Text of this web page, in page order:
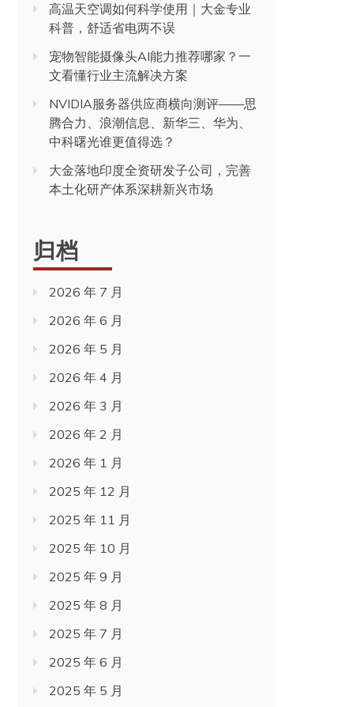
高温天空调如何科学使用｜大金专业
科普，舒适省电两不误
宠物智能摄像头AI能力推荐哪家？一
文看懂行业主流解决方案
NVIDIA服务器供应商横向测评——思
腾合力、浪潮信息、新华三、华为、
中科曙光谁更值得选？
大金落地印度全资研发子公司，完善
本土化研产体系深耕新兴市场
归档
2026 年 7 月
2026 年 6 月
2026 年 5 月
2026 年 4 月
2026 年 3 月
2026 年 2 月
2026 年 1 月
2025 年 12 月
2025 年 11 月
2025 年 10 月
2025 年 9 月
2025 年 8 月
2025 年 7 月
2025 年 6 月
2025 年 5 月